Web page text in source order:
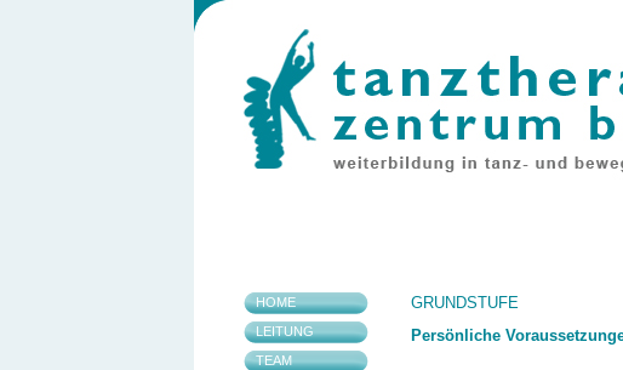
GRUNDSTUFE
Persönliche
HOME
LEITUNG
TEAM